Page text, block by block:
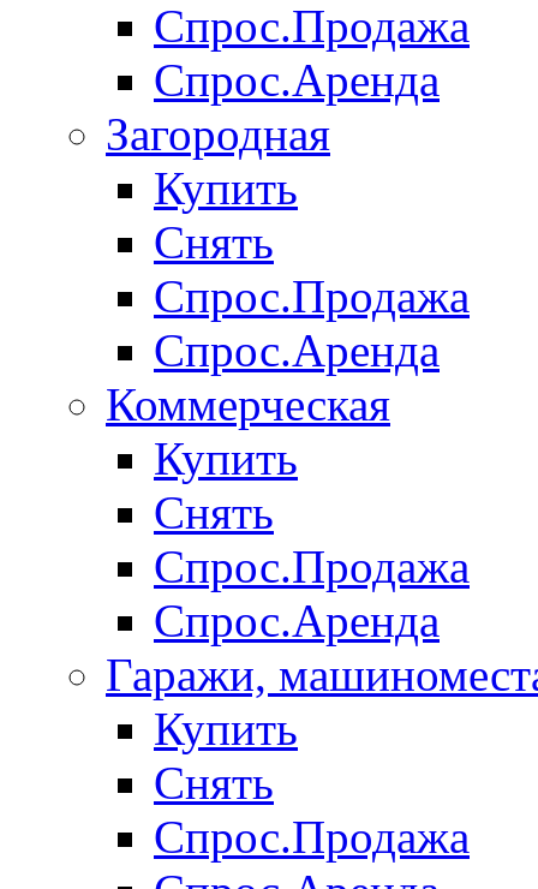
Спрос.Продажа
Спрос.Аренда
Загородная
Купить
Снять
Спрос.Продажа
Спрос.Аренда
Коммерческая
Купить
Снять
Спрос.Продажа
Спрос.Аренда
Гаражи,
Купить
Снять
Спрос.Продажа